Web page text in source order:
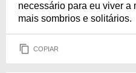
necessário para eu viver a
mais sombrios e solitários.
COPIAR